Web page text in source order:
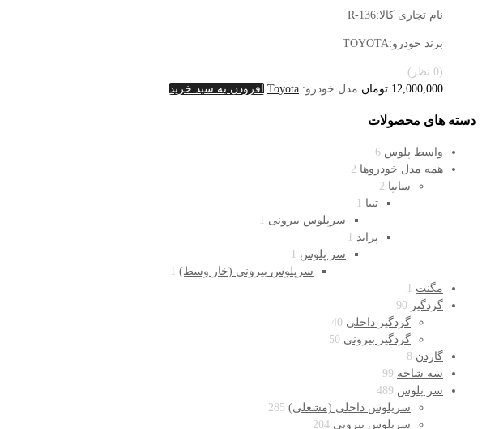
نام تجاری کالا:R-136
برند خودرو:TOYOTA
(0 نظر)
12,000,000 تومان مدل خودرو: Toyota افزودن به سبد خرید
دسته های محصولات
واسط پلوس 6
همه مدل خودروها 2
سایپا 2
تیبا 1
سرپلوس بیرونی 1
پراید 1
سر پلوس 1
سرپلوس بیرونی (خار وسط) 1
مگنت 1
گردگیر 90
گردگیر داخلی 40
گردگیر بیرونی 50
گاردن 8
سه شاخه 99
سر پلوس 489
سرپلوس داخلی (مشعلی) 285
سرپلوس بیرونی 204